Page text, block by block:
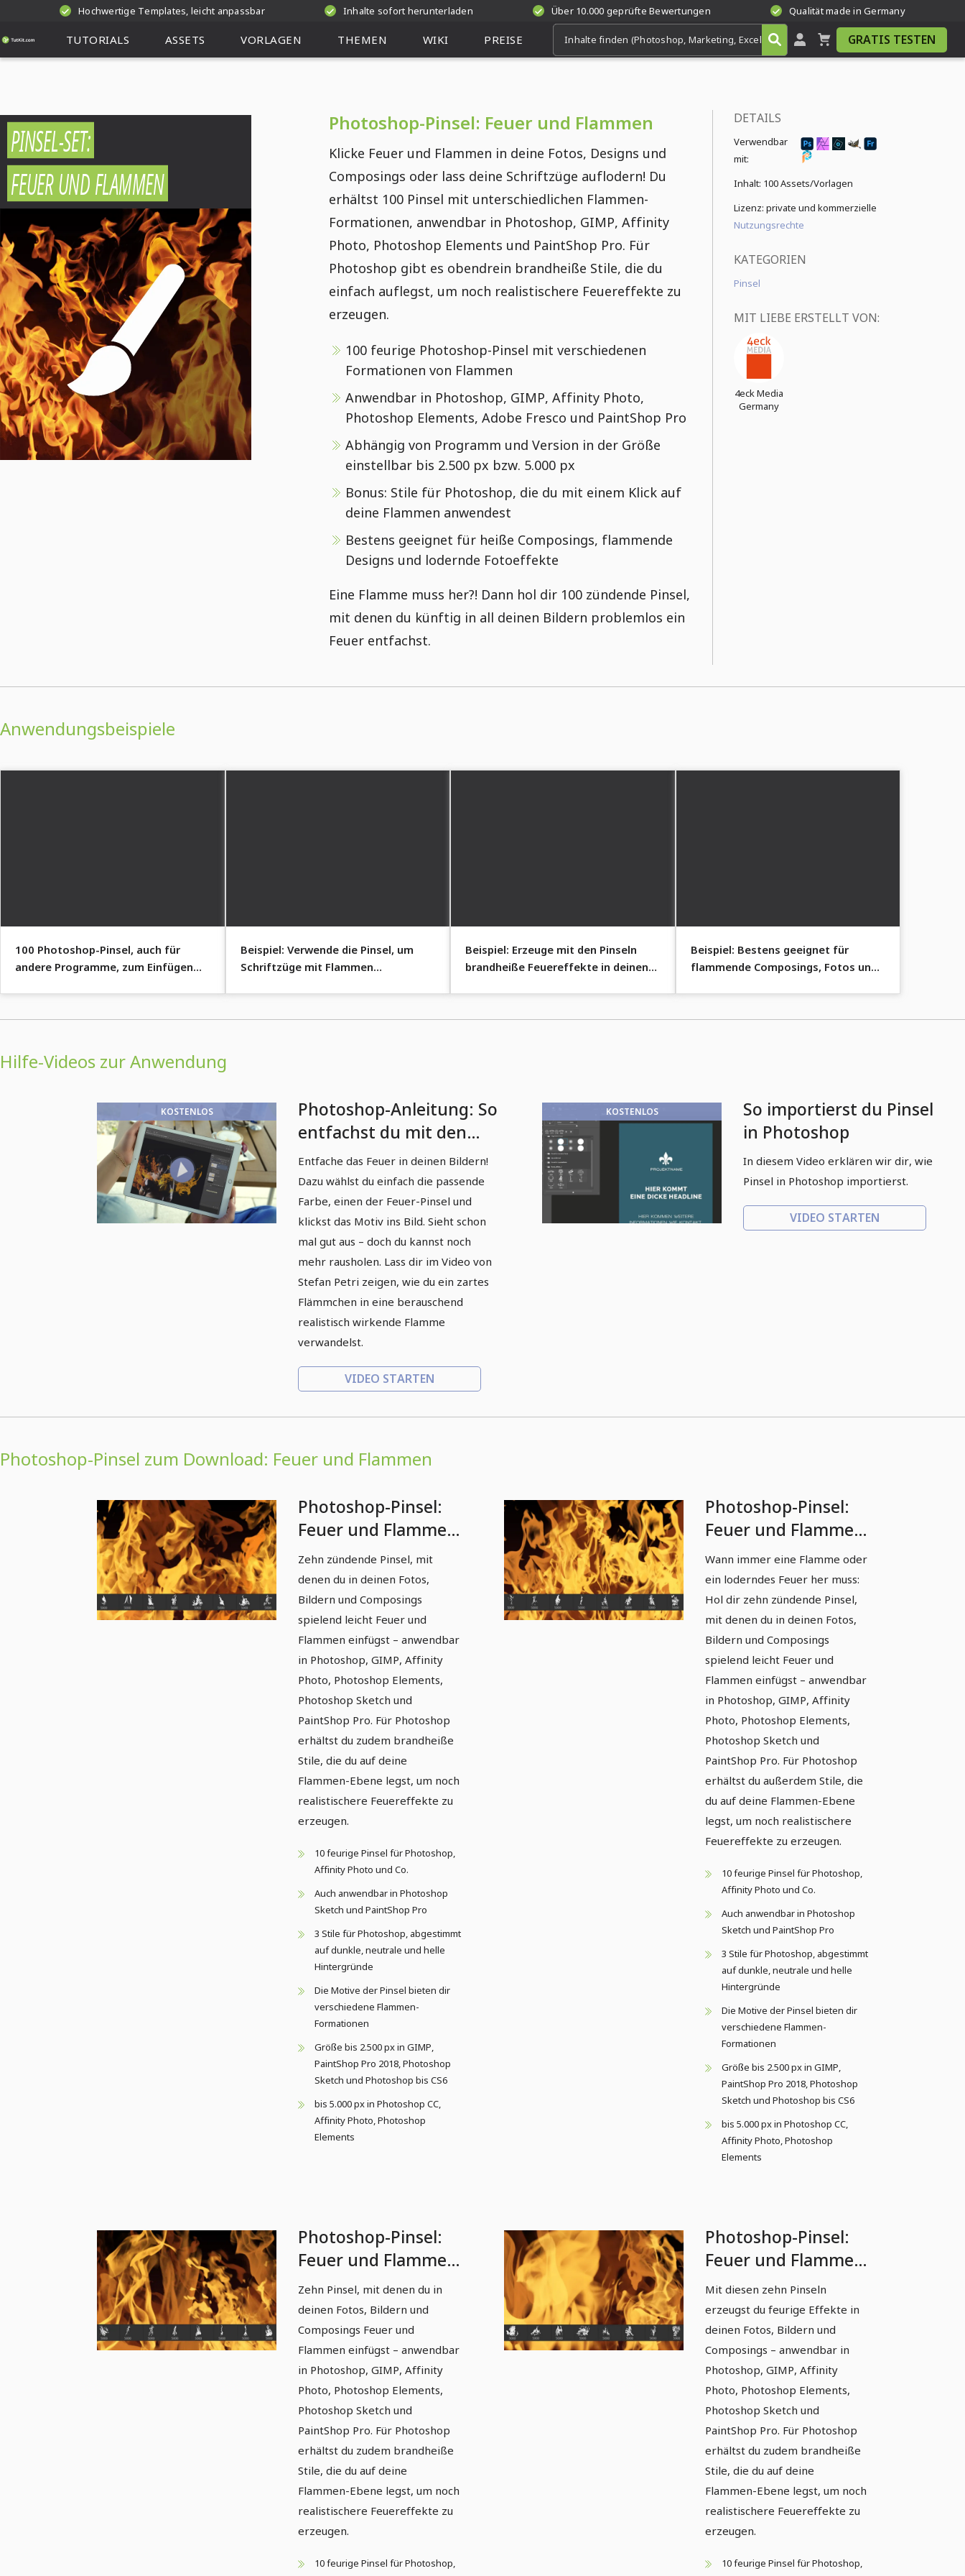
Hochwertige Templates, leicht anpassbar Inhalte sofort herunterladen Über 10.000 geprüfte Bewertungen Qualität made in Germany
TUTORIALS ASSETS VORLAGEN THEMEN WIKI PREISE GRATIS TESTEN
PINSEL-SET:
FEUER UND FLAMMEN
Photoshop-Pinsel: Feuer und Flammen
Klicke Feuer und Flammen in deine Fotos, Designs und
Composings oder lass deine Schriftzüge auflodern! Du
erhältst 100 Pinsel mit unterschiedlichen Flammen-
Formationen, anwendbar in Photoshop, GIMP, Affinity
Photo, Photoshop Elements und PaintShop Pro. Für
Photoshop gibt es obendrein brandheiße Stile, die du
einfach auflegst, um noch realistischere Feuereffekte zu
erzeugen.
100 feurige Photoshop-Pinsel mit verschiedenen
Formationen von Flammen
Anwendbar in Photoshop, GIMP, Affinity Photo,
Photoshop Elements, Adobe Fresco und PaintShop Pro
Abhängig von Programm und Version in der Größe
einstellbar bis 2.500 px bzw. 5.000 px
Bonus: Stile für Photoshop, die du mit einem Klick auf
deine Flammen anwendest
Bestens geeignet für heiße Composings, flammende
Designs und lodernde Fotoeffekte
Eine Flamme muss her?! Dann hol dir 100 zündende Pinsel,
mit denen du künftig in all deinen Bildern problemlos ein
Feuer entfachst.
DETAILS
Verwendbar
mit:
Inhalt: 100 Assets/Vorlagen
Lizenz: private und kommerzielle
Nutzungsrechte
KATEGORIEN
Pinsel
MIT LIEBE ERSTELLT VON:
4eck Media
Germany
Anwendungsbeispiele
100 Photoshop-Pinsel, auch für
andere Programme, zum Einfügen
Beispiel: Verwende die Pinsel, um
Schriftzüge mit Flammen
Beispiel: Erzeuge mit den Pinseln
brandheiße Feuereffekte in deinen
Beispiel: Bestens geeignet für
flammende Composings, Fotos und
Hilfe-Videos zur Anwendung
KOSTENLOS
Photoshop-Anleitung: So
entfachst du mit den
Pinseln Feuer in deinen
Bildern
Entfache das Feuer in deinen Bildern!
Dazu wählst du einfach die passende
Farbe, einen der Feuer-Pinsel und
klickst das Motiv ins Bild. Sieht schon
mal gut aus – doch du kannst noch
mehr rausholen. Lass dir im Video von
Stefan Petri zeigen, wie du ein zartes
Flämmchen in eine berauschend
realistisch wirkende Flamme
verwandelst.
VIDEO STARTEN
KOSTENLOS
So importierst du Pinsel
in Photoshop
In diesem Video erklären wir dir, wie
Pinsel in Photoshop importierst.
VIDEO STARTEN
Photoshop-Pinsel zum Download: Feuer und Flammen
Photoshop-Pinsel:
Feuer und Flammen
(Version 1)
Zehn zündende Pinsel, mit
denen du in deinen Fotos,
Bildern und Composings
spielend leicht Feuer und
Flammen einfügst – anwendbar
in Photoshop, GIMP, Affinity
Photo, Photoshop Elements,
Photoshop Sketch und
PaintShop Pro. Für Photoshop
erhältst du zudem brandheiße
Stile, die du auf deine
Flammen-Ebene legst, um noch
realistischere Feuereffekte zu
erzeugen.
10 feurige Pinsel für Photoshop,
Affinity Photo und Co.
Auch anwendbar in Photoshop
Sketch und PaintShop Pro
3 Stile für Photoshop, abgestimmt
auf dunkle, neutrale und helle
Hintergründe
Die Motive der Pinsel bieten dir
verschiedene Flammen-
Formationen
Größe bis 2.500 px in GIMP,
PaintShop Pro 2018, Photoshop
Sketch und Photoshop bis CS6
bis 5.000 px in Photoshop CC,
Affinity Photo, Photoshop
Elements
Photoshop-Pinsel:
Feuer und Flammen
(Version 2)
Wann immer eine Flamme oder
ein loderndes Feuer her muss:
Hol dir zehn zündende Pinsel,
mit denen du in deinen Fotos,
Bildern und Composings
spielend leicht Feuer und
Flammen einfügst – anwendbar
in Photoshop, GIMP, Affinity
Photo, Photoshop Elements,
Photoshop Sketch und
PaintShop Pro. Für Photoshop
erhältst du außerdem Stile, die
du auf deine Flammen-Ebene
legst, um noch realistischere
Feuereffekte zu erzeugen.
10 feurige Pinsel für Photoshop,
Affinity Photo und Co.
Auch anwendbar in Photoshop
Sketch und PaintShop Pro
3 Stile für Photoshop, abgestimmt
auf dunkle, neutrale und helle
Hintergründe
Die Motive der Pinsel bieten dir
verschiedene Flammen-
Formationen
Größe bis 2.500 px in GIMP,
PaintShop Pro 2018, Photoshop
Sketch und Photoshop bis CS6
bis 5.000 px in Photoshop CC,
Affinity Photo, Photoshop
Elements
Photoshop-Pinsel:
Feuer und Flammen
(Version 3)
Zehn Pinsel, mit denen du in
deinen Fotos, Bildern und
Composings Feuer und
Flammen einfügst – anwendbar
in Photoshop, GIMP, Affinity
Photo, Photoshop Elements,
Photoshop Sketch und
PaintShop Pro. Für Photoshop
erhältst du zudem brandheiße
Stile, die du auf deine
Flammen-Ebene legst, um noch
realistischere Feuereffekte zu
erzeugen.
10 feurige Pinsel für Photoshop,
Photoshop-Pinsel:
Feuer und Flammen
(Version 4)
Mit diesen zehn Pinseln
erzeugst du feurige Effekte in
deinen Fotos, Bildern und
Composings – anwendbar in
Photoshop, GIMP, Affinity
Photo, Photoshop Elements,
Photoshop Sketch und
PaintShop Pro. Für Photoshop
erhältst du zudem brandheiße
Stile, die du auf deine
Flammen-Ebene legst, um noch
realistischere Feuereffekte zu
erzeugen.
10 feurige Pinsel für Photoshop,